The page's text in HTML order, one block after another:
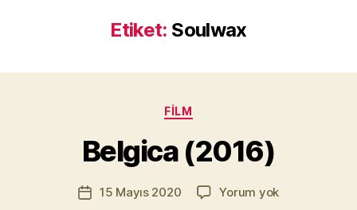
Etiket: Soulwax
Kategoriler
FILM
Belgica (2016)
Yazının
yazarı
a
M
u
a
Yazı15 Mayıs 2020 Yorum yokBelgica